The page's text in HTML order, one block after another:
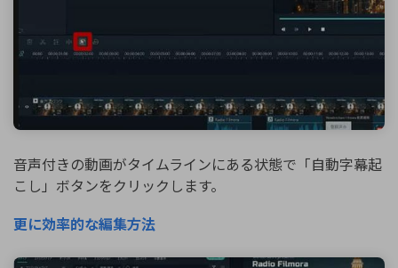
音声付きの動画がタイムラインにある状態で「自動字幕起
こし」ボタンをクリックします。
更に効率的な編集方法